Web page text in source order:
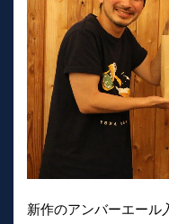
新作のアンバーエール